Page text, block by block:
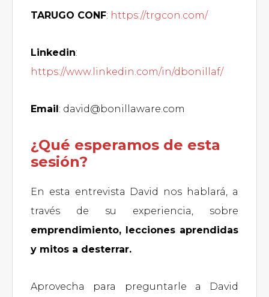
TARUGO CONF: https://trgcon.com/
Linkedin:
https://www.linkedin.com/in/dbonillaf/
Email : david@bonillaware.com
¿Qué esperamos de esta
sesión?
En esta entrevista David nos hablará, a
través de su experiencia, sobre
emprendimiento, lecciones aprendidas
y mitos a desterrar.
Aprovecha para preguntarle a David